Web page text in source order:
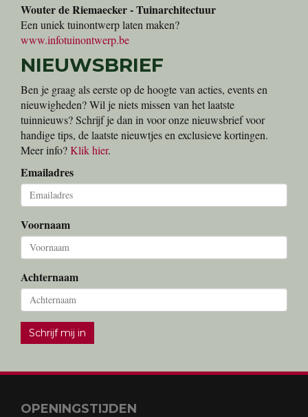
Wouter de Riemaecker - Tuinarchitectuur
Een uniek tuinontwerp laten maken?
www.infotuinontwerp.be
NIEUWSBRIEF
Ben je graag als eerste op de hoogte van acties, events en
nieuwigheden? Wil je niets missen van het laatste
tuinnieuws? Schrijf je dan in voor onze nieuwsbrief voor
handige tips, de laatste nieuwtjes en exclusieve kortingen.
Meer info?Klik hier.
Emailadres
Voornaam
Achternaam
Schrijf mij in
OPENINGSTIJDEN